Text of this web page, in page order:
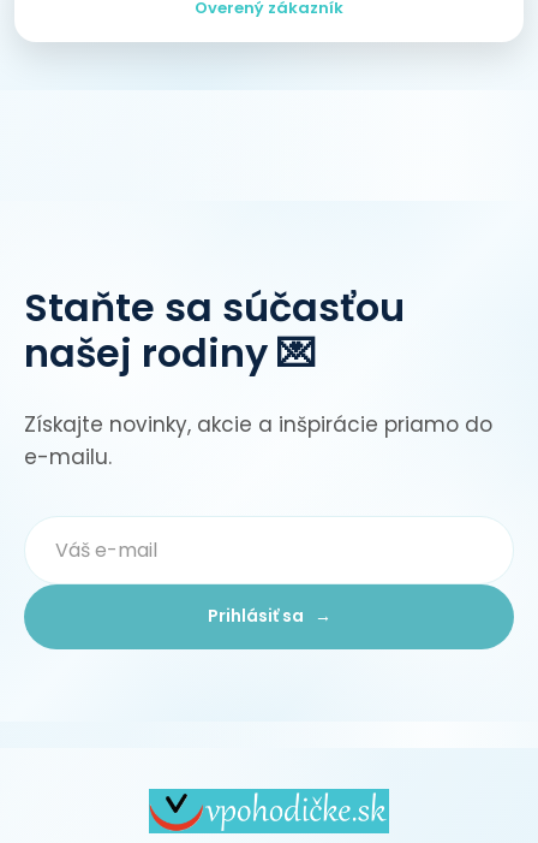
Overený zákazník
Staňte sa súčasťou
našej rodiny 💌
Získajte novinky, akcie a inšpirácie priamo do
e-mailu.
Prihlásiť sa →